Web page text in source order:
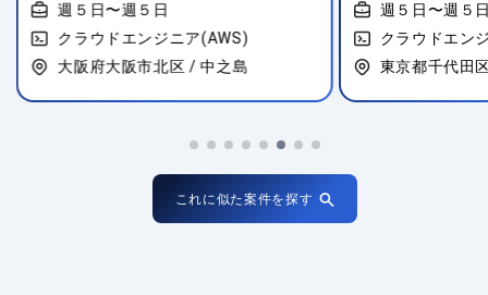
週５日〜週５日
クラウドエンジニア(AWS)
大阪府大阪市北区 / 中之島
週５日〜週５
クラウドエン
東京都千代田
これに似た案件を探す